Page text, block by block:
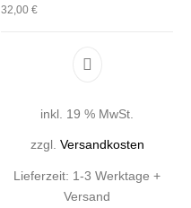
32,00 €
inkl. 19 % MwSt.
zzgl. Versandkosten
Lieferzeit: 1-3 Werktage +
Versand